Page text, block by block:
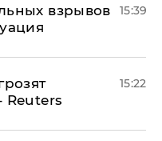
взрывов
15:39
Reuters
15:22